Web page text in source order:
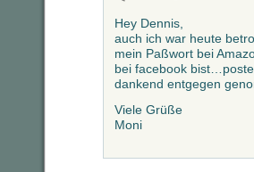
Hey Dennis,
auch ich war heute
mein Paßwort bei
bei facebook
dankend entgegen
Viele Grüße
Moni